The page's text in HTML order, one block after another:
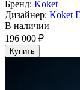
Бренд: Koket
Дизайнер: Koket
В наличии
196 000 ₽
Купить